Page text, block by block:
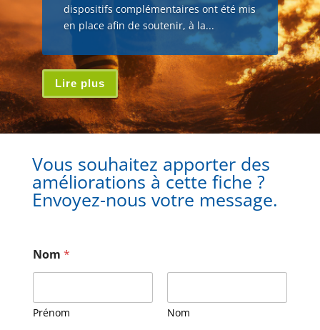
dispositifs complémentaires ont été mis
en place afin de soutenir, à la...
Lire plus
Vous souhaitez apporter des
améliorations à cette fiche ?
Envoyez-nous votre message.
Nom *
Prénom Nom